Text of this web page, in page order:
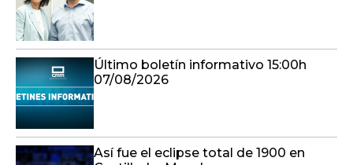
Último boletín informativo 15:00h
07/08/2026
Así fue el eclipse total de 1900 en